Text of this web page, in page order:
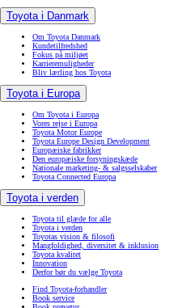
Toyota i Danmark
Om Toyota Danmark
Kundetilfredshed
Fokus på miljøet
Karrieremuligheder
Bliv lærling hos Toyota
Toyota i Europa
Om Toyota i Europa
Vores rejse i Europa
Toyota Motor Europe
Toyota Europe Design Development
Europæiske fabrikker
Den europæiske forsyningskæde
Nationale marketing- & salgsselskaber
Toyota Connected Europa
Toyota i verden
Toyota til glæde for alle
Toyota i verden
Toyotas vision & filosofi
Mangfoldighed, diversitet & inklusion
Toyota kvalitet
Innovation
Derfor bør du vælge Toyota
Find Toyota-forhandler
Book service